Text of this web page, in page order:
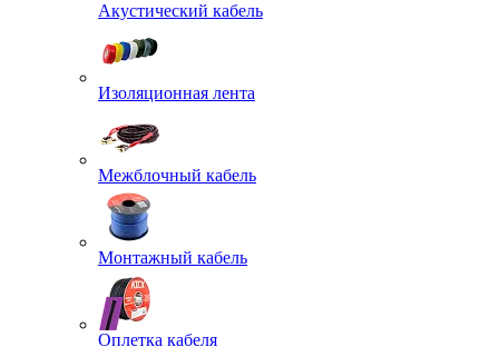
Акустический кабель
Изоляционная лента
Межблочный кабель
Монтажный кабель
Оплетка кабеля